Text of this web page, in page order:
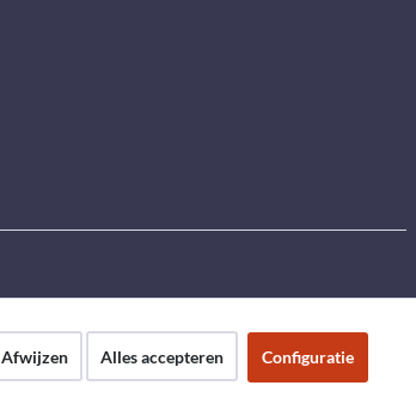
Afwijzen Alles accepteren Configuratie